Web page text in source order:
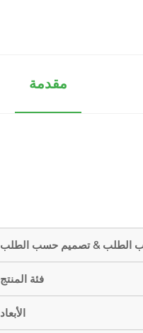
مقدمة
الطلب & تصميم حسب الطلب
فئة المنتج
الأبعاد